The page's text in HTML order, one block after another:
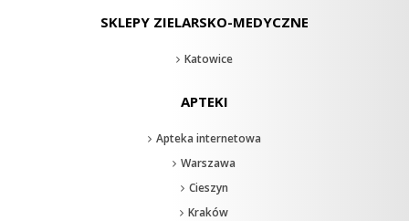
SKLEPY ZIELARSKO-MEDYCZNE
Katowice
APTEKI
Apteka internetowa
Warszawa
Cieszyn
Kraków